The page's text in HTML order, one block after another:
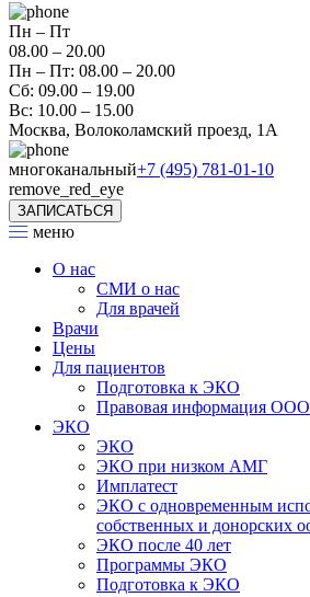
Пн – Пт
08.00 – 20.00
Пн – Пт: 08.00 – 20.00
Сб: 09.00 – 19.00
Вс: 10.00 – 15.00
Москва, Волоколамский проезд, 1А
многоканальный+7 (495) 781-01-10
remove_red_eye
ЗАПИСАТЬСЯ
меню
О нас
СМИ о нас
Для врачей
Врачи
Цены
Для пациентов
Подготовка к ЭКО
Правовая информация
ЭКО
ЭКО
ЭКО при низком АМГ
Имплатест
ЭКО с одновременным
собственных и донорских
ЭКО после 40 лет
Программы ЭКО
Подготовка к ЭКО